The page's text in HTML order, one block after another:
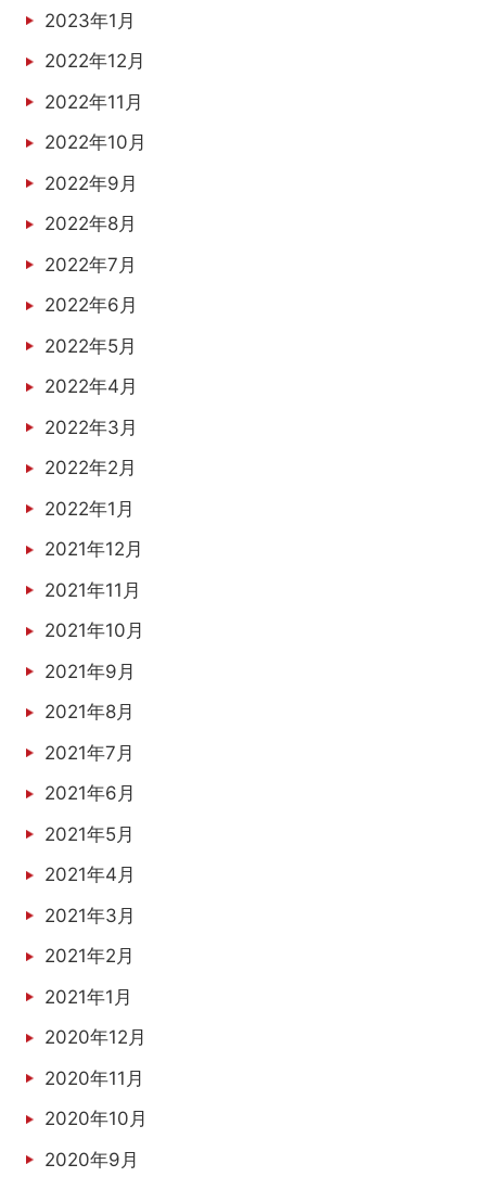
2023年1月
2022年12月
2022年11月
2022年10月
2022年9月
2022年8月
2022年7月
2022年6月
2022年5月
2022年4月
2022年3月
2022年2月
2022年1月
2021年12月
2021年11月
2021年10月
2021年9月
2021年8月
2021年7月
2021年6月
2021年5月
2021年4月
2021年3月
2021年2月
2021年1月
2020年12月
2020年11月
2020年10月
2020年9月